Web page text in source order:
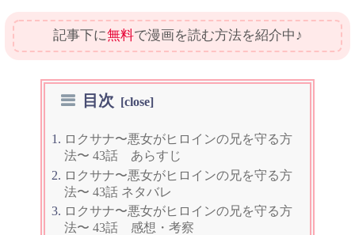
記事下に無料で漫画を読む方法を紹介中♪
目次
ロクサナ〜悪女がヒロインの兄を守る方
法〜 43話 あらすじ
ロクサナ〜悪女がヒロインの兄を守る方
法〜 43話 ネタバレ
ロクサナ〜悪女がヒロインの兄を守る方
法〜 43話 感想・考察